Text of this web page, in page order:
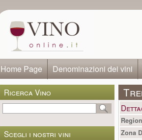
Home Page Denominazioni dei vini
Ricerca Vino
Scegli i nostri vini Zona